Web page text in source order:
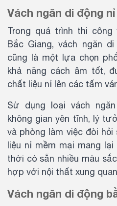
Vách ngăn di động nỉ
Trong quá trình thi
Bắc Giang, vách ngăn
cũng là một lựa chọn
khả năng cách âm tốt,
chất liệu nỉ lên các tấm
Sử dụng loại vách
không gian yên tĩnh, lý
và phòng làm việc đòi
liệu nỉ mềm mại mang
thời có sẵn nhiều màu
hợp với nội thất xung
Vách ngăn di động